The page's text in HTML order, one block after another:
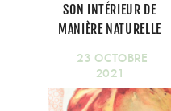
SON INTÉRIEUR DE
MANIÈRE NATURELLE
23 OCTOBRE
2021